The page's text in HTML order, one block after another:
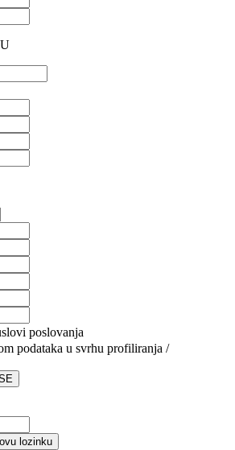
poslovanja
podataka u svrhu profiliranja /
lozinku